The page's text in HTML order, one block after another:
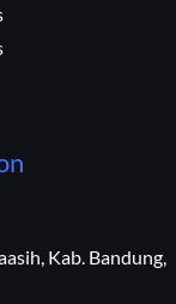
Kab. Bandung,